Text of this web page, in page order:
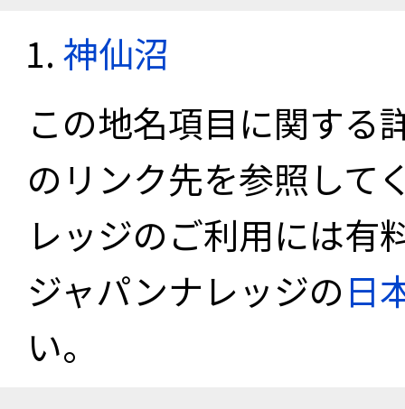
神仙沼
この地名項目に関する
のリンク先を参照して
レッジのご利用には有
ジャパンナレッジの日
い。